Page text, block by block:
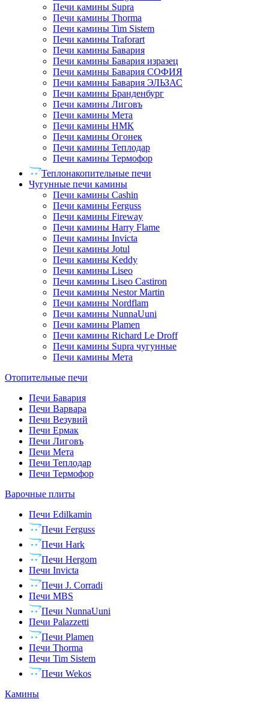
Печи камины Supra
Печи камины Thorma
Печи камины Tim Sistem
Печи камины Traforart
Печи камины Бавария
Печи камины Бавария изразец
Печи камины Бавария СОФИЯ
Печи камины Бавария ЭЛЬЗАС
Печи камины Бранденбург
Печи камины Лиговъ
Печи камины Мета
Печи камины НМК
Печи камины Огонек
Печи камины Теплодар
Печи камины Термофор
Теплонакопительные печи
Чугунные печи камины
Печи камины Cashin
Печи камины Ferguss
Печи камины Fireway
Печи камины Harry Flame
Печи камины Invicta
Печи камины Jotul
Печи камины Keddy
Печи камины Liseo
Печи камины Liseo Castiron
Печи камины Nestor Martin
Печи камины Nordflam
Печи камины NunnaUuni
Печи камины Plamen
Печи камины Richard Le Droff
Печи камины Supra чугунные
Печи камины Мета
Отопительные печи
Печи Бавария
Печи Варвара
Печи Везувий
Печи Ермак
Печи Лиговъ
Печи Мета
Печи Теплодар
Печи Термофор
Варочные плиты
Печи Edilkamin
Печи Ferguss
Печи Hark
Печи Hergom
Печи Invicta
Печи J. Corradi
Печи MBS
Печи NunnaUuni
Печи Palazzetti
Печи Plamen
Печи Thorma
Печи Tim Sistem
Печи Wekos
Камины